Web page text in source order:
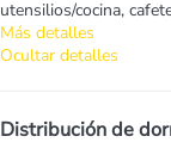
utensilios/cocina,
Más detalles
Ocultar detalles
Distribución de